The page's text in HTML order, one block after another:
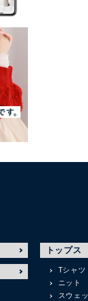
トップス
Tシャツ
ニット
スウェ